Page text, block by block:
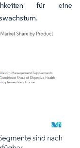
für eine
Namensnennung